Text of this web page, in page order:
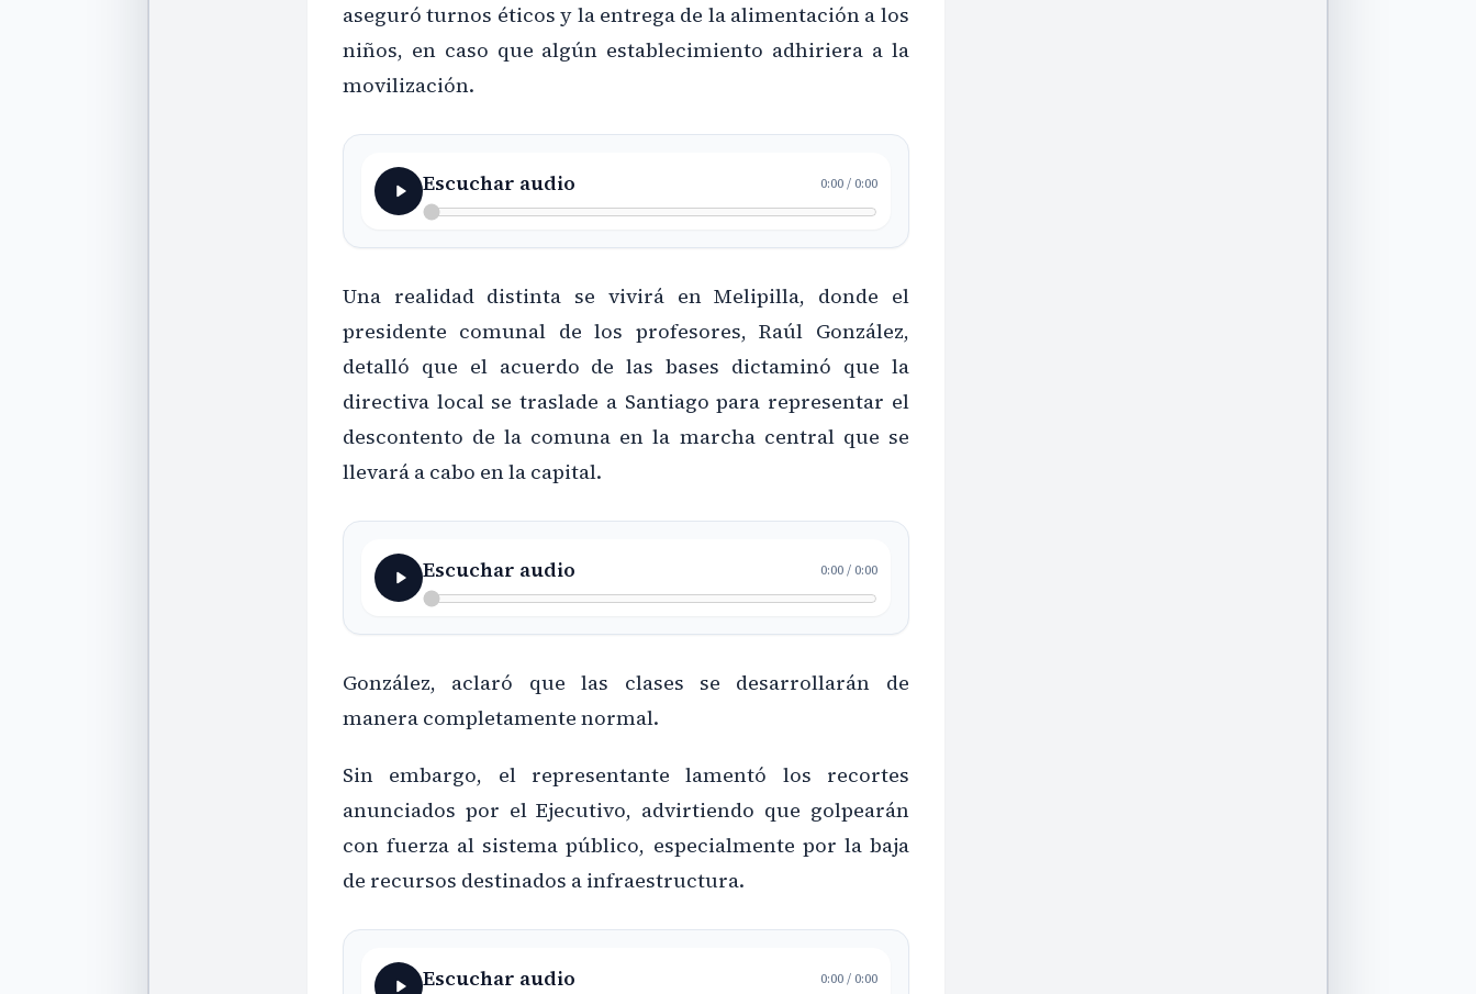
aseguró turnos éticos y la entrega de la alimentación a los
niños, en caso que algún establecimiento adhiriera a la
movilización.
Escuchar audio 0:00/0:00
Una realidad distinta se vivirá en Melipilla, donde el
presidente comunal de los profesores, Raúl González,
detalló que el acuerdo de las bases dictaminó que la
directiva local se traslade a Santiago para representar el
descontento de la comuna en la marcha central que se
llevará a cabo en la capital.
Escuchar audio 0:00/0:00
González, aclaró que las clases se desarrollarán de
manera completamente normal.
Sin embargo, el representante lamentó los recortes
anunciados por el Ejecutivo, advirtiendo que golpearán
con fuerza al sistema público, especialmente por la baja
de recursos destinados a infraestructura.
Escuchar audio 0:00/0:00